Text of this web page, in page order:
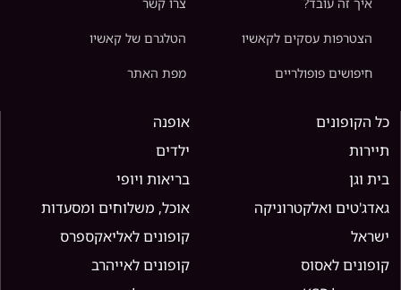
הצטרפות עסקים לקאשיו הטלגרם של קאשיו
חיפושים פופולריים מפת האתר
כל הקופונים
אופנה
תיירות
ילדים
בית וגן
בריאות ויופי
גאדג'טים ואלקטרוניקה
אוכל, משלוחים ומסעדות
ישראל
קופונים לאליאקספרס
קופונים לאסוס
קופונים לאייהרב